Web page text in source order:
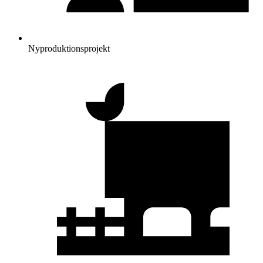
Nyproduktionsprojekt